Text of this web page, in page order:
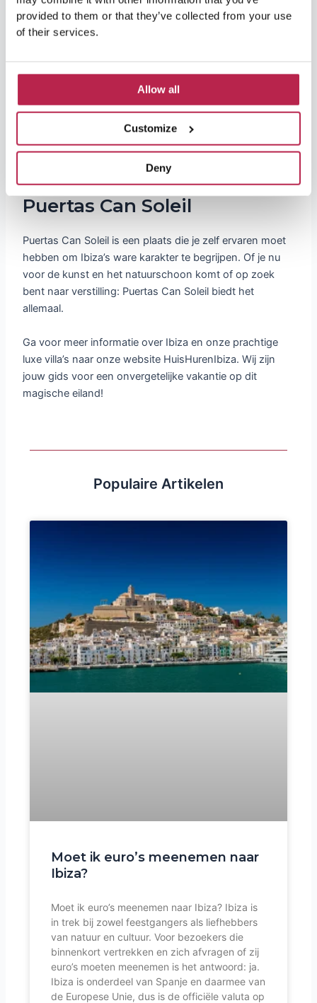
provided to them or that they’ve collected from your use
of their services.
Allow all
Customize
Deny
prachtige uitzichten en serene natuur van Puertas
Can Soleil.
geschiedenis, van de hippiecultuur tot de
hedendaagse kunst.
de creativiteit en schoonheid die overal in Puertas
Can Soleil te vinden is.
Vind Ook Inspiratie bij
Puertas Can Soleil
Puertas Can Soleil is een plaats die je zelf ervaren moet
hebben om Ibiza’s ware karakter te begrijpen. Of je nu
voor de kunst en het natuurschoon komt of op zoek
bent naar verstilling: Puertas Can Soleil biedt het
allemaal.
Ga voor meer informatie over Ibiza en onze prachtige
luxe villa’s naar onze website HuisHurenIbiza. Wij zijn
jouw gids voor een onvergetelijke vakantie op dit
magische eiland!
Populaire Artikelen
Moet ik euro’s meenemen naar
Ibiza?
Moet ik euro’s meenemen naar Ibiza? Ibiza is
in trek bij zowel feestgangers als liefhebbers
van natuur en cultuur. Voor bezoekers die
binnenkort vertrekken en zich afvragen of zij
euro’s moeten meenemen is het antwoord: ja.
Ibiza is onderdeel van Spanje en daarmee van
de Europese Unie, dus is de officiële valuta op